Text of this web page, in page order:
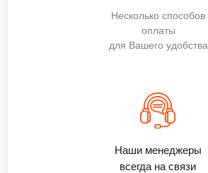
Наши менеджеры
всегда на связи
Несколько способов
оплаты
для Вашего удобства